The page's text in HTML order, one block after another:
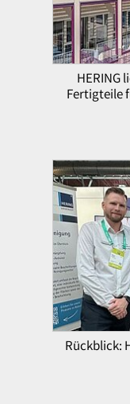
HERING
Fertigteile
Rückblick: